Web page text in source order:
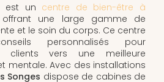
est un centre de bien-être à
offrant une large gamme de
et le soin du corps. Ce centre
personnalisés pour
clients vers une meilleure
mentale. Avec des installations
Songes dispose de cabines de